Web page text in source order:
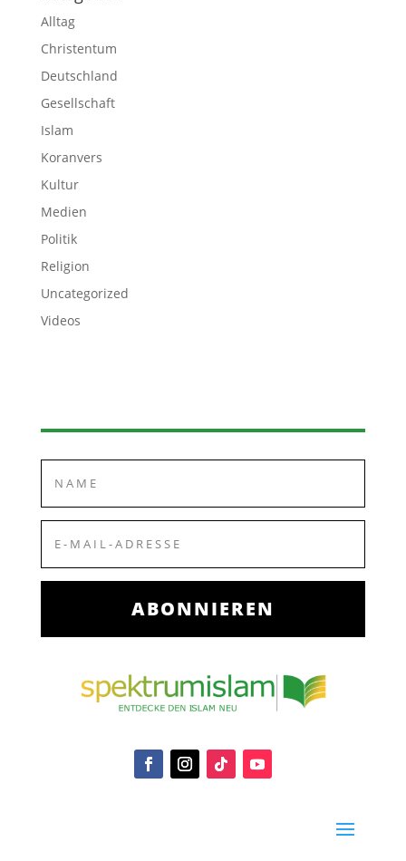
Alltag
Christentum
Deutschland
Gesellschaft
Islam
Koranvers
Kultur
Medien
Politik
Religion
Uncategorized
Videos
ABONNIEREN